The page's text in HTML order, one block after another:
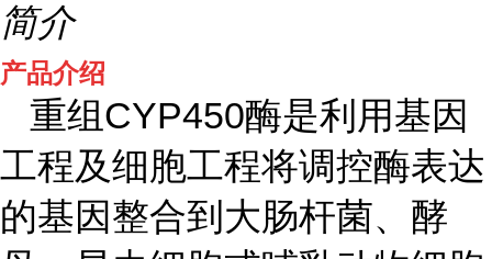
简介
产品介绍
重组CYP450酶是利用基因
工程及细胞工程将调控酶表达
的基因整合到大肠杆菌、酵